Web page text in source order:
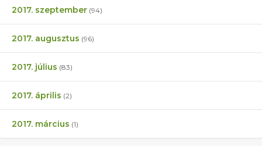
2017. szeptember (94)
2017. augusztus (96)
2017. július (83)
2017. április (2)
2017. március (1)